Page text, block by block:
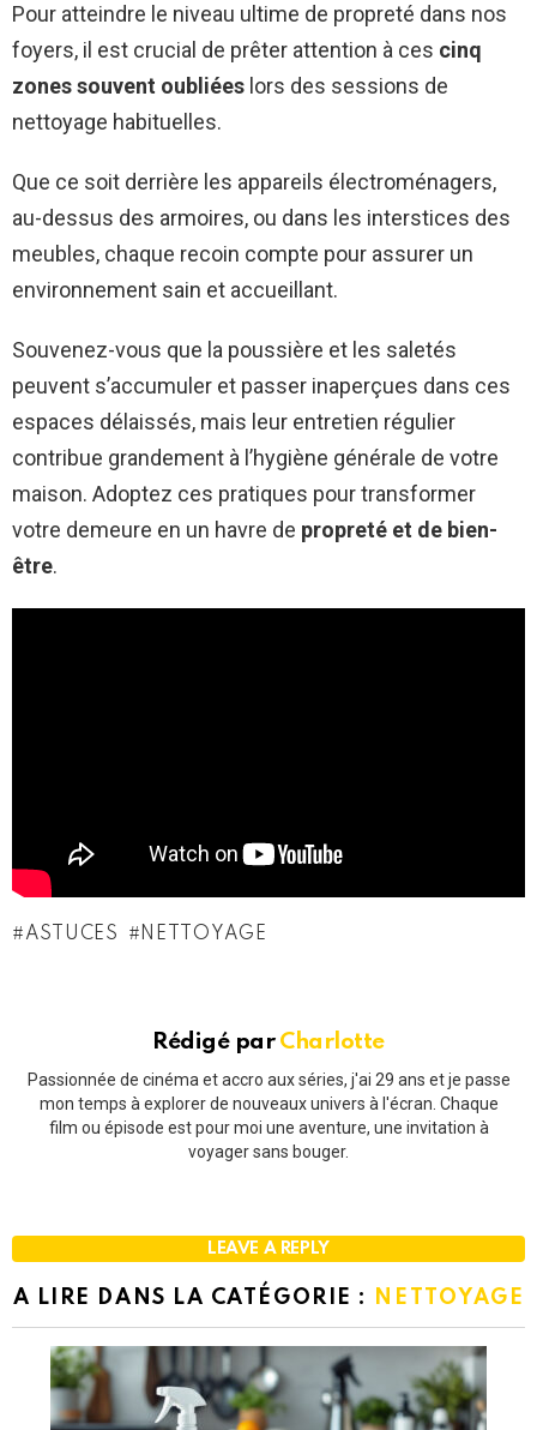
Pour atteindre le niveau ultime de propreté dans nos
foyers, il est crucial de prêter attention à ces cinq
zones souvent oubliées lors des sessions de
nettoyage habituelles.
Que ce soit derrière les appareils électroménagers,
au-dessus des armoires, ou dans les interstices des
meubles, chaque recoin compte pour assurer un
environnement sain et accueillant.
Souvenez-vous que la poussière et les saletés
peuvent s’accumuler et passer inaperçues dans ces
espaces délaissés, mais leur entretien régulier
contribue grandement à l’hygiène générale de votre
maison. Adoptez ces pratiques pour transformer
votre demeure en un havre de propreté et de bien-
être.
ASTUCES NETTOYAGE
Rédigé par Charlotte
Passionnée de cinéma et accro aux séries, j'ai 29 ans et je passe
mon temps à explorer de nouveaux univers à l'écran. Chaque
film ou épisode est pour moi une aventure, une invitation à
voyager sans bouger.
LEAVE A REPLY
A LIRE DANS LA CATÉGORIE : NETTOYAGE